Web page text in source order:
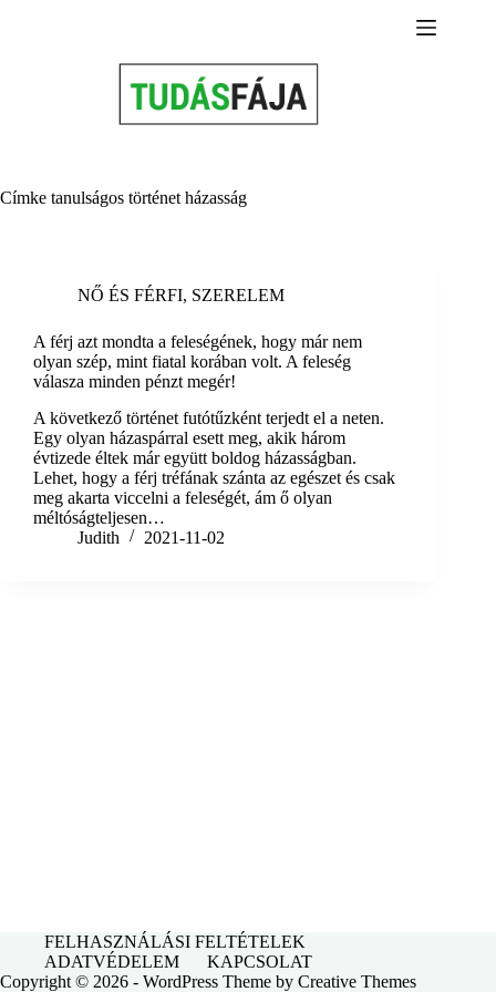
Címke tanulságos történet házasság
NŐ ÉS FÉRFI, SZERELEM
A férj azt mondta a feleségének, hogy már nem
olyan szép, mint fiatal korában volt. A feleség
válasza minden pénzt megér!
A következő történet futótűzként terjedt el a neten.
Egy olyan házaspárral esett meg, akik három
évtizede éltek már együtt boldog házasságban.
Lehet, hogy a férj tréfának szánta az egészet és csak
meg akarta viccelni a feleségét, ám ő olyan
méltóságteljesen…
Judith
2021-11-02
FELHASZNÁLÁSI FELTÉTELEK
ADATVÉDELEM
KAPCSOLAT
Copyright © 2026 - WordPress Theme by Creative Themes